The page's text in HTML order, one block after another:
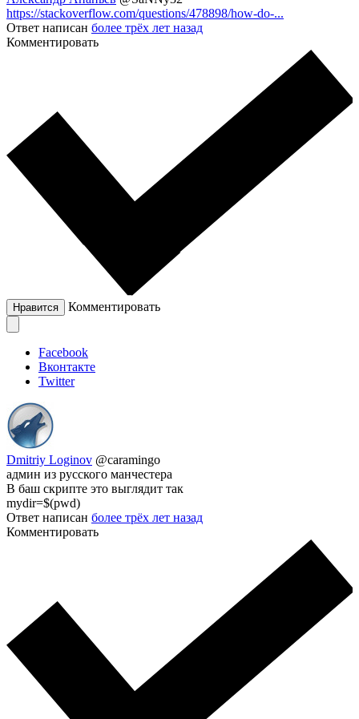
https://stackoverflow.com/questions/478898/how-do-...
Ответ написан более трёх лет назад
Комментировать
Нравится Комментировать
Facebook
Вконтакте
Twitter
Dmitriy Loginov @caramingo
админ из русского манчестера
В баш скрипте это выглядит так
mydir=$(pwd)
Ответ написан более трёх лет назад
Комментировать